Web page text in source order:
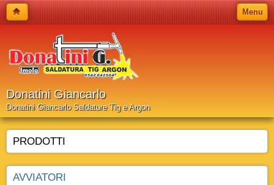
Menu
Donatini Giancarlo
Donatini Giancarlo Saldature Tig e Argon
PRODOTTI
AVVIATORI